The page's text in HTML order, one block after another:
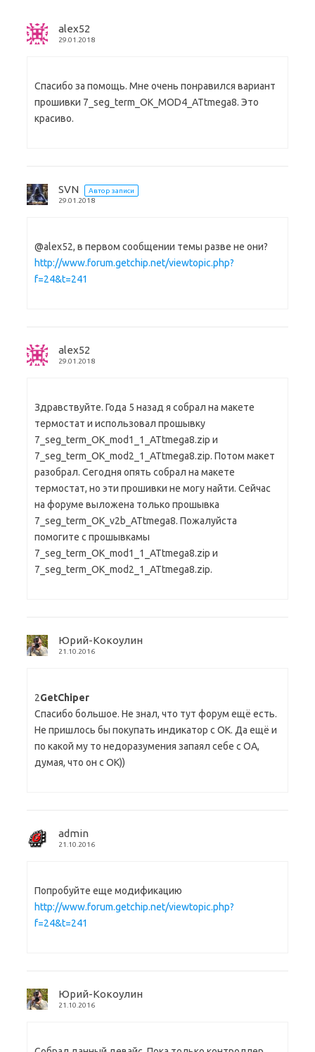
alex52
29.01.2018
Спасибо за помощь. Мне очень понравился вариант
прошивки 7_seg_term_OK_MOD4_ATtmega8. Это
красиво.
SVN
Автор записи
29.01.2018
@alex52, в первом сообщении темы разве не они?
http://www.forum.getchip.net/viewtopic.php?
f=24&t=241
alex52
29.01.2018
Здравствуйте. Года 5 назад я собрал на макете
термостат и использовал прошывку
7_seg_term_OK_mod1_1_ATtmega8.zip и
7_seg_term_OK_mod2_1_ATtmega8.zip. Потом макет
разобрал. Сегодня опять собрал на макете
термостат, но эти прошивки не могу найти. Сейчас
на форуме выложена только прошывка
7_seg_term_OK_v2b_ATtmega8. Пожалуйста
помогите с прошывкамы
7_seg_term_OK_mod1_1_ATtmega8.zip и
7_seg_term_OK_mod2_1_ATtmega8.zip.
Юрий-Кокоулин
21.10.2016
2GetChiper
Спасибо большое. Не знал, что тут форум ещё есть.
Не пришлось бы покупать индикатор с ОК. Да ещё и
по какой му то недоразумения запаял себе с ОА,
думая, что он с ОК))
admin
21.10.2016
Попробуйте еще модификацию
http://www.forum.getchip.net/viewtopic.php?
f=24&t=241
Юрий-Кокоулин
21.10.2016